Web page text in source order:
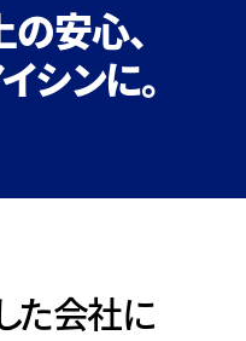
安心、
シンに。
た会社に